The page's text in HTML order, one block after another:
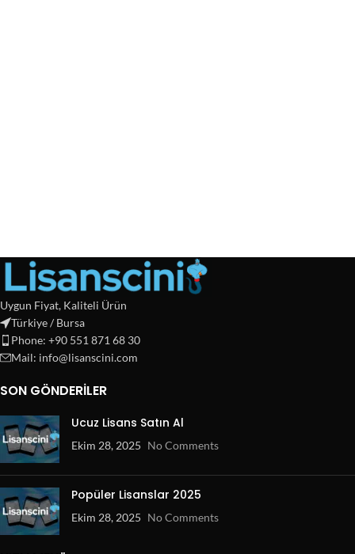
Uygun Fiyat, Kaliteli Ürün
Türkiye / Bursa
Phone: +90 551 871 68 30
Mail: info@lisanscini.com
SON GÖNDERILER
Ucuz Lisans Satın Al
Ekim 28, 2025 No Comments
Popüler Lisanslar 2025
Ekim 28, 2025 No Comments